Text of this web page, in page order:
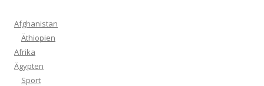
Afghanistan
Äthiopien
Afrika
Ägypten
Sport